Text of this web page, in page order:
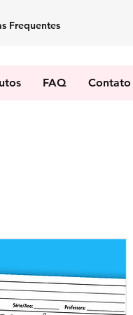
Frequentes
FAQ Contato